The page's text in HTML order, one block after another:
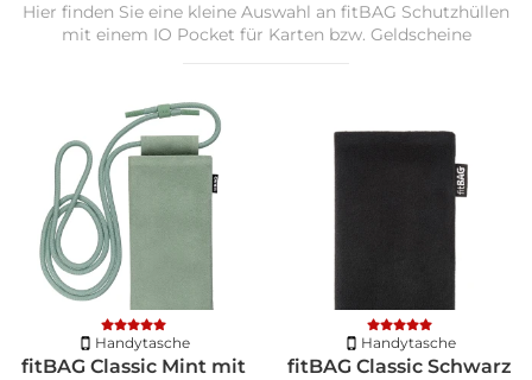
Hier finden Sie eine kleine Auswahl an fitBAG Schutzhüllen
mit einem IO Pocket für Karten bzw. Geldscheine
Handytasche
fitBAG Classic Mint mit
Handytasche
fitBAG Classic Schwarz